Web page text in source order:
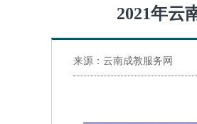
2021年云
来源：云南成教服务网